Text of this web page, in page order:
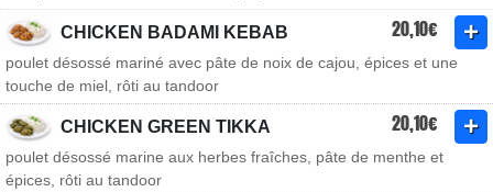
CHICKEN BADAMI KEBAB 20,10€
poulet désossé mariné avec pâte de noix de cajou, épices et une
touche de miel, rôti au tandoor
CHICKEN GREEN TIKKA 20,10€
poulet désossé marine aux herbes fraîches, pâte de menthe et
épices, rôti au tandoor